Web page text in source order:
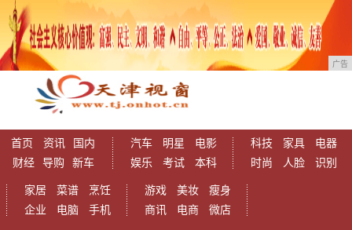
广告
首页 资讯
国内
财经
导购 新车
汽车 明星
电影
娱乐
考试 本科
科技 家具
电器
时尚
人脸 识别
家居 菜谱
烹饪
企业
电脑 手机
游戏 美妆
瘦身
商讯
电商 微店